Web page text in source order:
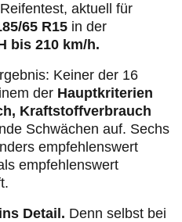
aktuell für
65 R15 in der
bis 210 km/h.
Keiner der 16
der Hauptkriterien
Kraftstoffverbrauch
Schwächen auf. Sechs
empfehlenswert
empfehlenswert
Detail. Denn selbst bei